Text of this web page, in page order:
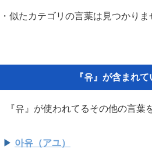
・似たカテゴリの言葉は見つかりま
『유』が含まれ
『유』が使われてるその他の言葉
아유（アユ）